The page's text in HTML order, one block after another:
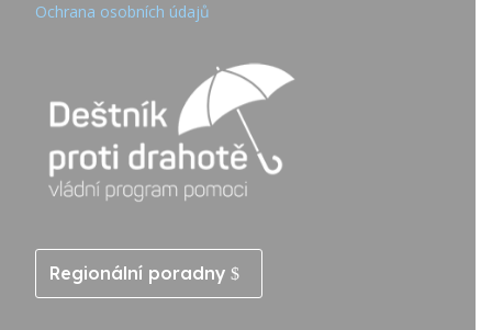
Ochrana osobních údajů
Regionální poradny